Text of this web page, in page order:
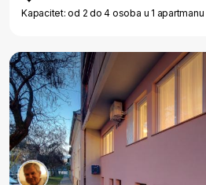
Kapacitet: od 2 do 4 osoba u 1 apartmanu